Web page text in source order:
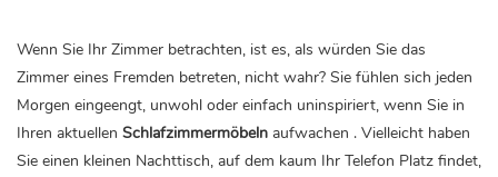
Wenn Sie Ihr Zimmer betrachten, ist es, als würden Sie das
Zimmer eines Fremden betreten, nicht wahr? Sie fühlen sich jeden
Morgen eingeengt, unwohl oder einfach uninspiriert, wenn Sie in
Ihren aktuellen Schlafzimmermöbeln aufwachen . Vielleicht haben
Sie einen kleinen Nachttisch, auf dem kaum Ihr Telefon Platz findet,